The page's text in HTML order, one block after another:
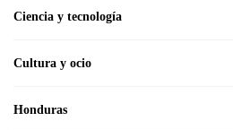
Ciencia y tecnología
Cultura y ocio
Honduras